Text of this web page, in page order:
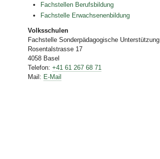
Fachstellen Berufsbildung
Fachstelle Erwachsenenbildung
Volksschulen
Fachstelle Sonderpädagogische Unterstützung
Rosentalstrasse 17
4058 Basel
Telefon:+41 61 267 68 71
Mail: E-Mail